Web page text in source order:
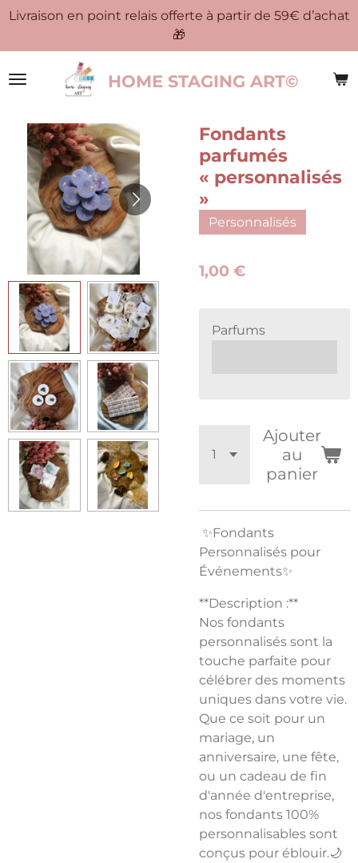
Passer
contenu
principal
HOME STAGING ART©
Livraison en point relais offerte à partir de 59€ d’achat
🎁
Fondants
parfumés
« personnalisés
»
Personnalisés
1,00 €
Parfums
Ajouter
au
panier
✨Fondants
Personnalisés pour
Événements✨
**Description :**
Nos fondants
personnalisés sont la
touche parfaite pour
célébrer des moments
uniques dans votre vie.
Que ce soit pour un
mariage, un
anniversaire, une fête,
ou un cadeau de fin
d'année d'entreprise,
nos fondants 100%
personnalisables sont
conçus pour éblouir.🌙